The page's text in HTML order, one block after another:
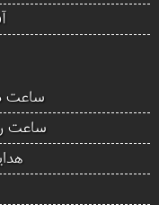
ساعت
ساعت